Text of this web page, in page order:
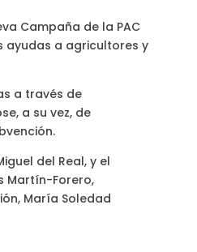
Campaña de la PAC
ayudas a agricultores y
a través de
a su vez, de
del Real, y el
Martín-Forero,
María Soledad